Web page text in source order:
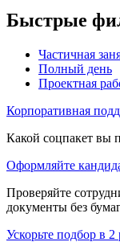
Быстрые
Частичная
Полный день
Проектная
Корпоративная
Какой соцпакет вы
Оформляйте
Проверяйте
документы без
Ускорьте подбор в 2